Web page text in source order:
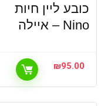
כובע ליין חיות
Nino – איילה
₪95.00